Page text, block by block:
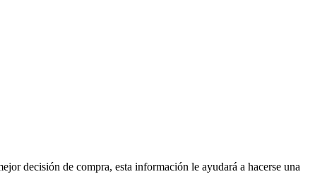
decisión de compra, esta información le ayudará a hacerse una